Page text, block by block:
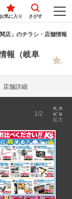
お気に入り さがす
店」のチラシ・店舗情報
報（岐阜
店舗詳細
1/2
拡大